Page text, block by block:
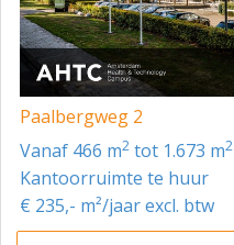
Paalbergweg 2
vanaf 466 m2 tot 1.673 m2
Kantoorruimte te huur
€ 235,- m²/jaar excl. btw